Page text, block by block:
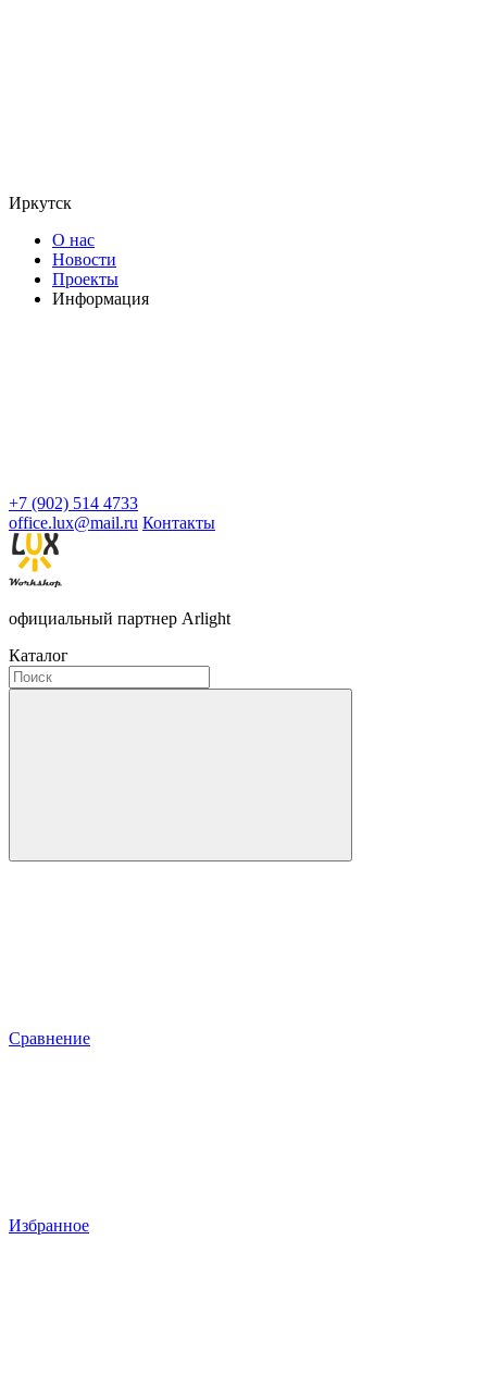
Иркутск
О нас
Новости
Проекты
Информация
+7 (902) 514 4733
office.lux@mail.ru Контакты
официальный партнер Arlight
Каталог
Сравнение
Избранное